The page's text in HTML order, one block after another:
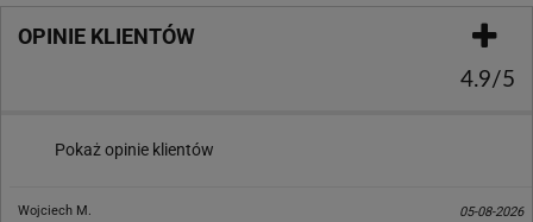
OPINIE KLIENTÓW
4.9/5
Pokaż opinie klientów
Wojciech M. 05-08-2026